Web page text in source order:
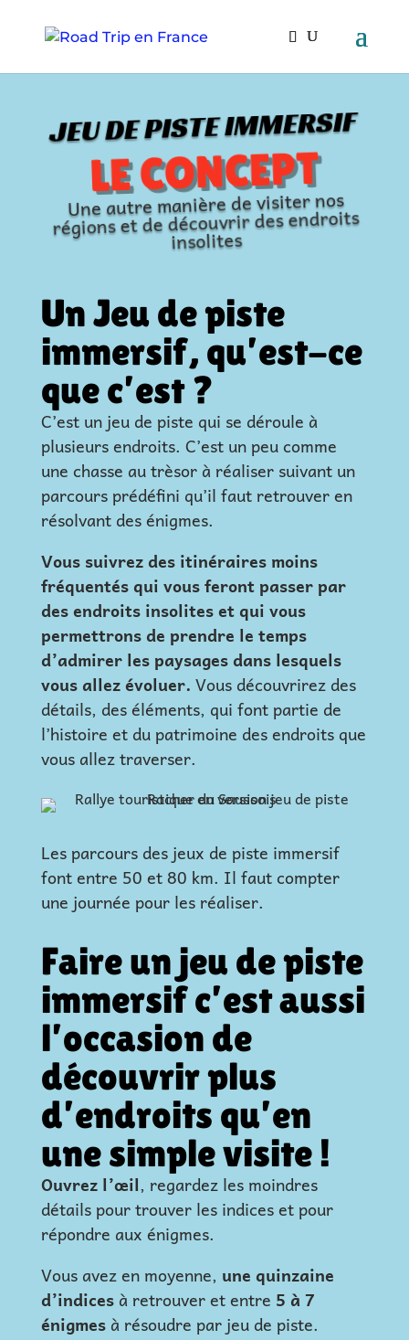
JEU DE PISTE IMMERSIF
LE CONCEPT
Une autre manière de visiter nos
régions et de découvrir des endroits
insolites
Un Jeu de piste
immersif, qu’est-ce
que c’est ?
C’est un jeu de piste qui se déroule à
plusieurs endroits. C’est un peu comme
une chasse au trèsor à réaliser suivant un
parcours prédéfini qu’il faut retrouver en
résolvant des énigmes.
Vous suivrez des itinéraires moins
fréquentés qui vous feront passer par
des endroits insolites et qui vous
permettrons de prendre le temps
d’admirer les paysages dans lesquels
vous allez évoluer. Vous découvrirez des
détails, des éléments, qui font partie de
l’histoire et du patrimoine des endroits que
vous allez traverser.
Les parcours des jeux de piste immersif
font entre 50 et 80 km. Il faut compter
une journée pour les réaliser.
Faire un jeu de piste
immersif c’est aussi
l’occasion de
découvrir plus
d’endroits qu’en
une simple visite !
Ouvrez l’œil, regardez les moindres
détails pour trouver les indices et pour
répondre aux énigmes.
Vous avez en moyenne, une quinzaine
d’indicesà retrouver et entre 5 à 7
énigmesà résoudre par jeu de piste.